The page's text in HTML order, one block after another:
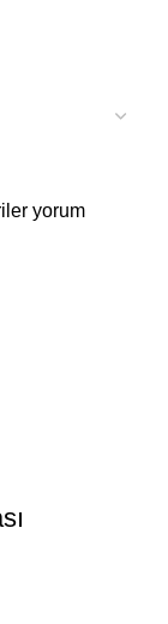
yorum